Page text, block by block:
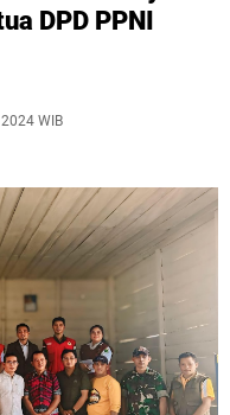
DPD PPNI
WIB